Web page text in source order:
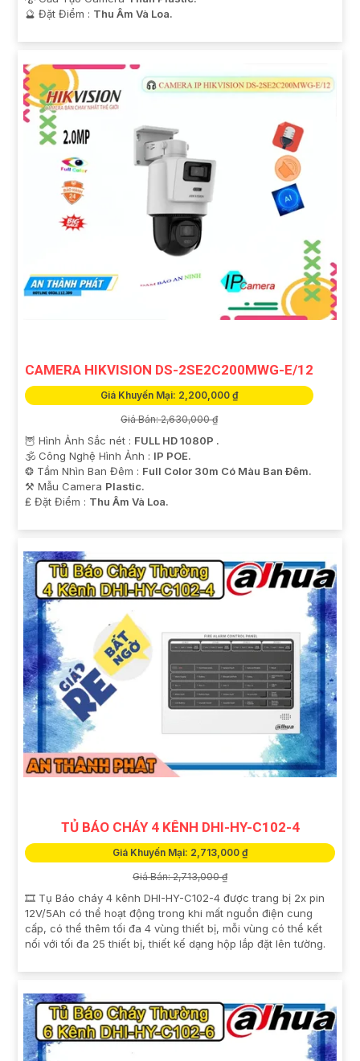
️🔮 Đặt Điểm : Thu Âm Và Loa.
CAMERA HIKVISION DS-2SE2C200MWG-E/12
Giá Khuyến Mại: 2,200,000 ₫
Giá Bán: 2,630,000 ₫
🦉 Hình Ảnh Sắc nét : FULL HD 1080P .
🕉️ Công Nghệ Hình Ảnh : IP POE.
❂ Tầm Nhìn Ban Đêm : Full Color 30m Có Màu Ban Ðêm.
⚒ Mẫu Camera Plastic.
️₤ Đặt Điểm : Thu Âm Và Loa.
TỦ BÁO CHÁY 4 KÊNH DHI-HY-C102-4
Giá Khuyến Mại: 2,713,000 ₫
Giá Bán: 2,713,000 ₫
🎞 Tụ Báo cháy 4 kênh DHI-HY-C102-4 được trang bị 2x pin
12V/5Ah có thể hoạt động trong khi mất nguồn điện cung
cấp, có thể thêm tối đa 4 vùng thiết bị, mỗi vùng có thể kết
nối với tối đa 25 thiết bị, thiết kế dạng hộp lắp đặt lên tường.